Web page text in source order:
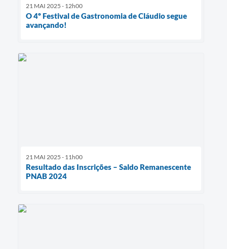
21 MAI 2025 - 12h00
O 4º Festival de Gastronomia de Cláudio segue
avançando!
21 MAI 2025 - 11h00
Resultado das Inscrições – Saldo Remanescente
PNAB 2024